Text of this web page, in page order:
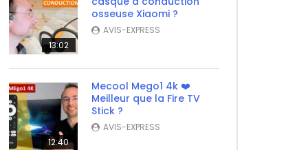
13:02
osseuse Xiaomi ?
AVIS-EXPRESS
12:40
Mecool Mego1 4k ❤️
Meilleur que la Fire TV
Stick ?
AVIS-EXPRESS